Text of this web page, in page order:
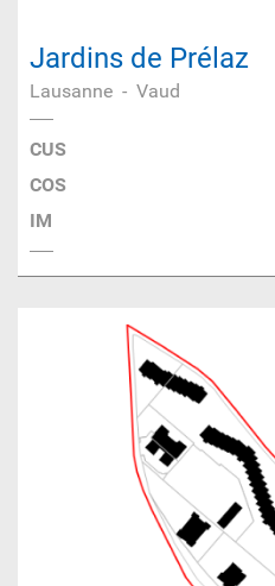
Jardins de Prélaz
Lausanne - Vaud
CUS
COS
IM